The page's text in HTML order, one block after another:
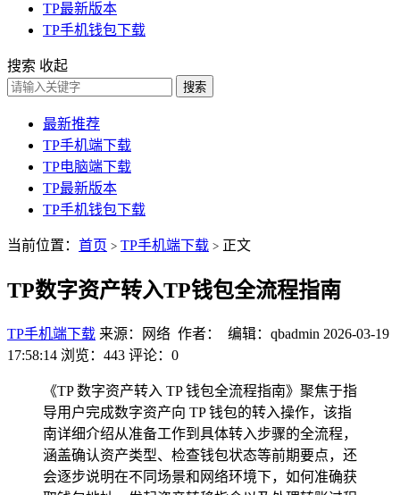
TP最新版本
TP手机钱包下载
搜索 收起
搜索
最新推荐
TP手机端下载
TP电脑端下载
TP最新版本
TP手机钱包下载
当前位置： 首页 > TP手机端下载 > 正文
TP数字资产转入TP钱包全流程指南
TP手机端下载 来源：网络 作者： 编辑：qbadmin 2026-03-19
17:58:14 浏览：443 评论：0
《TP 数字资产转入 TP 钱包全流程指南》聚焦于指
导用户完成数字资产向 TP 钱包的转入操作，该指
南详细介绍从准备工作到具体转入步骤的全流程，
涵盖确认资产类型、检查钱包状态等前期要点，还
会逐步说明在不同场景和网络环境下，如何准确获